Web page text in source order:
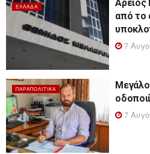
ΕΛΛΆΔΑ
Άρειος
από το
7
ΠΑΡΑΠΟΛΙΤΙΚΆ
7